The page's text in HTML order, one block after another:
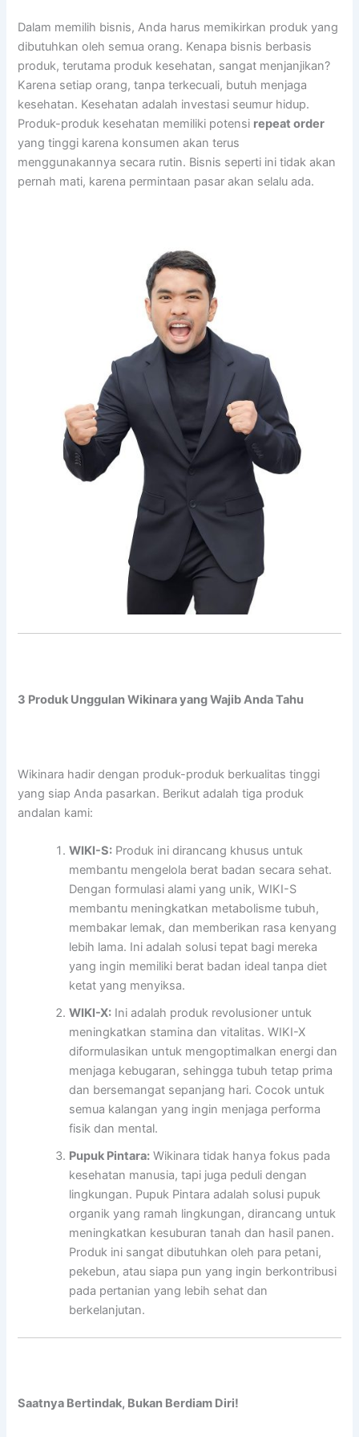
Dalam memilih bisnis, Anda harus memikirkan produk yang
dibutuhkan oleh semua orang. Kenapa bisnis berbasis
produk, terutama produk kesehatan, sangat menjanjikan?
Karena setiap orang, tanpa terkecuali, butuh menjaga
kesehatan. Kesehatan adalah investasi seumur hidup.
Produk-produk kesehatan memiliki potensi repeat order
yang tinggi karena konsumen akan terus
menggunakannya secara rutin. Bisnis seperti ini tidak akan
pernah mati, karena permintaan pasar akan selalu ada.
3 Produk Unggulan Wikinara yang Wajib Anda Tahu
Wikinara hadir dengan produk-produk berkualitas tinggi
yang siap Anda pasarkan. Berikut adalah tiga produk
andalan kami:
WIKI-S: Produk ini dirancang khusus untuk
membantu mengelola berat badan secara sehat.
Dengan formulasi alami yang unik, WIKI-S
membantu meningkatkan metabolisme tubuh,
membakar lemak, dan memberikan rasa kenyang
lebih lama. Ini adalah solusi tepat bagi mereka
yang ingin memiliki berat badan ideal tanpa diet
ketat yang menyiksa.
WIKI-X: Ini adalah produk revolusioner untuk
meningkatkan stamina dan vitalitas. WIKI-X
diformulasikan untuk mengoptimalkan energi dan
menjaga kebugaran, sehingga tubuh tetap prima
dan bersemangat sepanjang hari. Cocok untuk
semua kalangan yang ingin menjaga performa
fisik dan mental.
Pupuk Pintara: Wikinara tidak hanya fokus pada
kesehatan manusia, tapi juga peduli dengan
lingkungan. Pupuk Pintara adalah solusi pupuk
organik yang ramah lingkungan, dirancang untuk
meningkatkan kesuburan tanah dan hasil panen.
Produk ini sangat dibutuhkan oleh para petani,
pekebun, atau siapa pun yang ingin berkontribusi
pada pertanian yang lebih sehat dan
berkelanjutan.
Saatnya Bertindak, Bukan Berdiam Diri!